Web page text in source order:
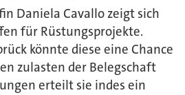
Daniela Cavallo zeigt sich
für Rüstungsprojekte.
könnte diese eine Chance
zulasten der Belegschaft
erteilt sie indes ein